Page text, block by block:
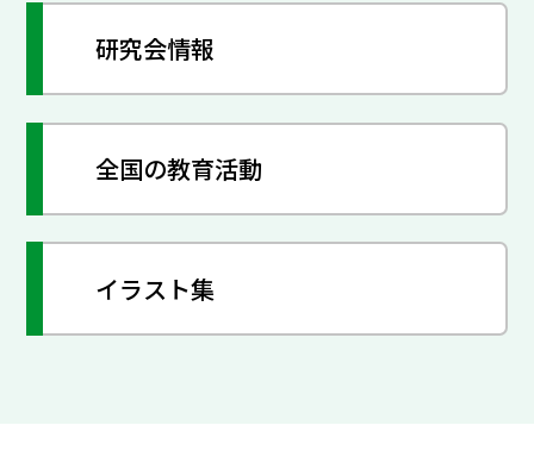
研究会情報
全国の教育活動
イラスト集